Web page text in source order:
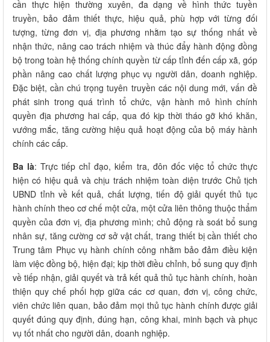
cần thực hiện thường xuyên, đa dạng về hình thức tuyền
truyền, bảo đảm thiết thực, hiệu quả, phù hợp với từng đối
tượng, từng đơn vị, địa phương nhằm tạo sự thống nhất về
nhận thức, nâng cao trách nhiệm và thúc đẩy hành động đồng
bộ trong toàn hệ thống chính quyền từ cấp tỉnh đến cấp xã, góp
phần nâng cao chất lượng phục vụ người dân, doanh nghiệp.
Đặc biệt, cần chú trọng tuyên truyền các nội dung mới, vấn đề
phát sinh trong quá trình tổ chức, vận hành mô hình chính
quyền địa phương hai cấp, qua đó kịp thời tháo gỡ khó khăn,
vướng mắc, tăng cường hiệu quả hoạt động của bộ máy hành
chính các cấp.
Ba là: Trực tiếp chỉ đạo, kiểm tra, đôn đốc việc tổ chức thực
hiện có hiệu quả và chịu trách nhiệm toàn diện trước Chủ tịch
UBND tỉnh về kết quả, chất lượng, tiến độ giải quyết thủ tục
hành chính theo cơ chế một cửa, một cửa liên thông thuộc thẩm
quyền của đơn vị, địa phương mình; chủ động rà soát bổ sung
nhân sự, tăng cường cơ sở vật chất, trang thiết bị cần thiết cho
Trung tâm Phục vụ hành chính công nhằm bảo đảm điều kiện
làm việc đồng bộ, hiện đại; kịp thời điều chỉnh, bổ sung quy định
về tiếp nhận, giải quyết và trả kết quả thủ tục hành chính, hoàn
thiện quy chế phối hợp giữa các cơ quan, đơn vị, công chức,
viên chức liên quan, bảo đảm mọi thủ tục hành chính được giải
quyết đúng quy định, đúng hạn, công khai, minh bạch và phục
vụ tốt nhất cho người dân, doanh nghiệp.